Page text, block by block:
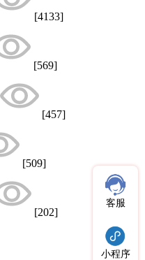
[4133]
[569]
[457]
[509]
[202]
客服
小程序